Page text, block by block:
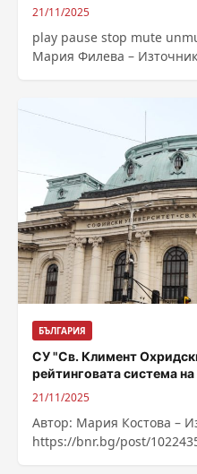
21/11/2025
play pause stop mute
Мария Филева –
БЪЛГАРИЯ
СУ "Св. Климент
рейтинговата система
21/11/2025
Автор: Мария Костова –
https://bnr.bg/post/